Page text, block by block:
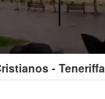
- Teneriffa